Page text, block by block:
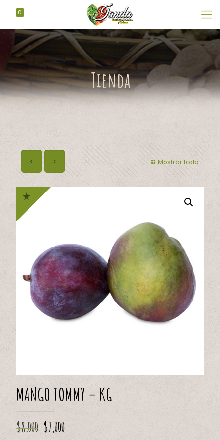
0
Tienda
Mostrar todo
MANGO TOMMY – KG
$8,000 El
$7,000El